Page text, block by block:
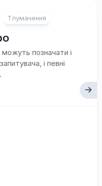
Тлумачення
позначати і
і певні